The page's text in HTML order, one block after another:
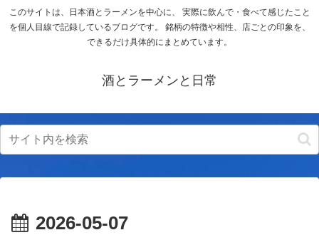
このサイトは、日本酒とラーメンを中心に、 実際に飲んで・食べて感じたこと
を個人目線で記録しているブログです。 銘柄の特徴や相性、店ごとの印象を、
できるだけ具体的にまとめています。
酒とラーメンと日常
2026-05-07